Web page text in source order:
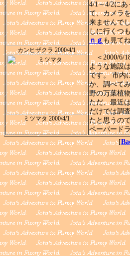
カンヒザクラ 2000/4/1
ミツマタ 2000/4/1
4/1～4/2に
て、カメラ
来ませんで
しに行くつ
ｎｇも見て
＜2000/6/
ような施設
です。 市内
か、調べて
野の万葉植
ただ、最近
だけでは調
たと思うの
ペーパード
[